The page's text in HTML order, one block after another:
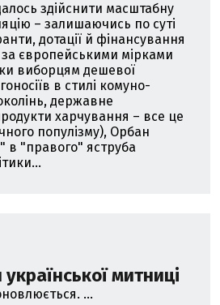
здійснити масштабну
– залишаючись по суті
дотації й фінансування
за європейськими мірками
виборцям дешевої
в стилі комуно-
державне
харчування – все це
популізму), Орбан
в "правого" яструба
митниці
...